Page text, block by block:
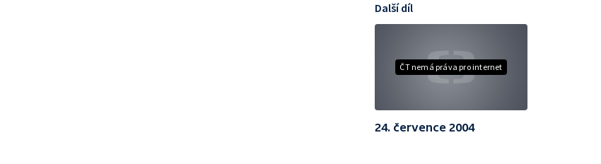
ČT nemá práva pro internet
Další díl
24. července 2004